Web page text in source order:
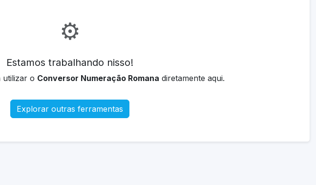
⚙️
Estamos trabalhando nisso!
utilizar o Conversor Numeração Romana diretamente aqui.
Explorar outras ferramentas